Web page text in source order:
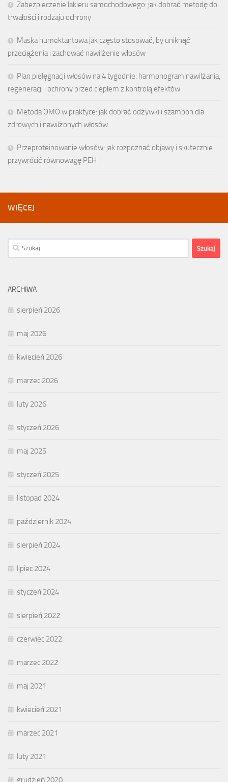
Zabezpieczenie lakieru samochodowego: jak dobrać metodę do
trwałości i rodzaju ochrony
Maska humektantowa jak często stosować, by uniknąć
przeciążenia i zachować nawilżenie włosów
Plan pielęgnacji włosów na 4 tygodnie: harmonogram nawilżania,
regeneracji i ochrony przed ciepłem z kontrolą efektów
Metoda OMO w praktyce: jak dobrać odżywki i szampon dla
zdrowych i nawilżonych włosów
Przeproteinowanie włosów: jak rozpoznać objawy i skutecznie
przywrócić równowagę PEH
WIĘCEJ
Szukaj:
ARCHIWA
sierpień 2026
maj 2026
kwiecień 2026
marzec 2026
luty 2026
styczeń 2026
maj 2025
styczeń 2025
listopad 2024
październik 2024
sierpień 2024
lipiec 2024
styczeń 2024
sierpień 2022
czerwiec 2022
marzec 2022
maj 2021
kwiecień 2021
marzec 2021
luty 2021
grudzień 2020